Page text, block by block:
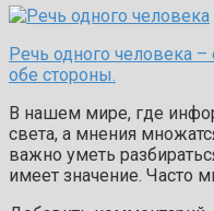
Речь одного человека
обе стороны.
В нашем мире, где
света, а мнения
важно уметь
имеет значение. Часто